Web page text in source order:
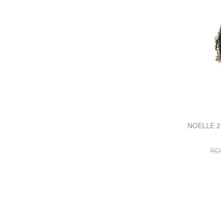
NOELLE